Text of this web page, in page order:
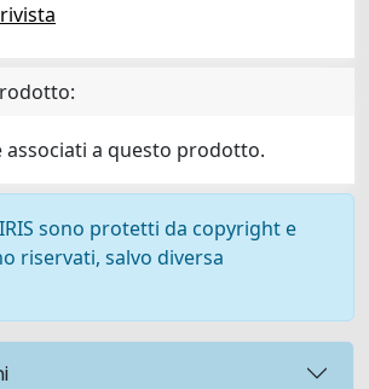
associati a questo prodotto.
sono protetti da copyright e
riservati, salvo diversa